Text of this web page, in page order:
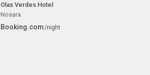
Olas Verdes Hotel
Nosara
Booking.com/night